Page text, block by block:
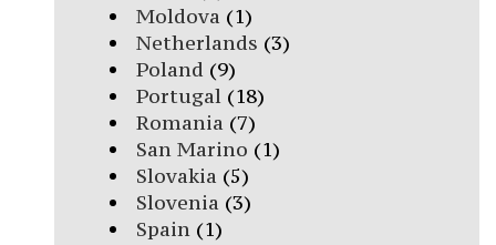
Moldova (1)
Netherlands (3)
Poland (9)
Portugal(18)
Romania (7)
San Marino (1)
Slovakia (5)
Slovenia (3)
Spain(1)